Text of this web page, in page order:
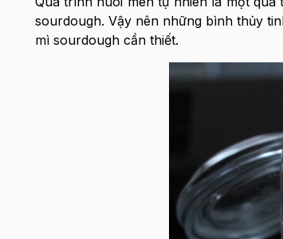
sourdough. Vậy nên những bình thủy
mì sourdough cần thiết.